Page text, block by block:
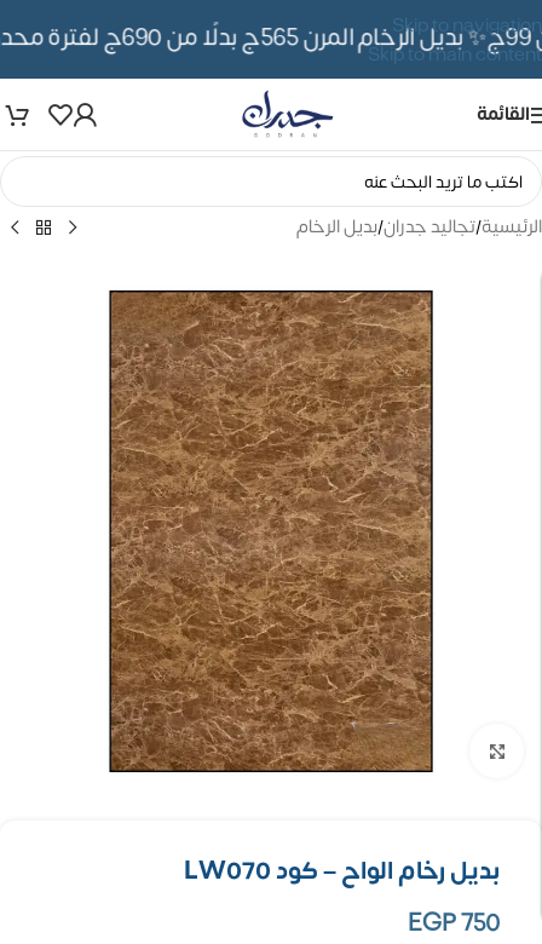
Skip to navigation
Skip to main content
✨ بديل الرخام المرن 565ج بدلًا من 690ج لفترة محدوده
القائمة
الرئيسية/تجاليد جدران/بديل الرخام
تكبير الصورة
بديل رخام الواح – كود LW070
EGP750